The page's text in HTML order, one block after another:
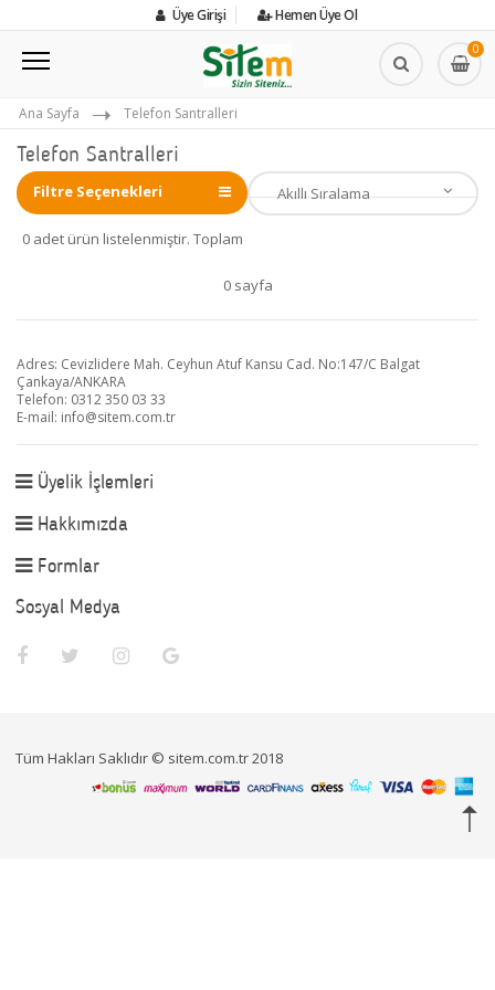
Üye Girişi Hemen Üye Ol
0
Ana Sayfa Telefon Santralleri
Telefon Santralleri
Filtre Seçenekleri
0 adet ürün listelenmiştir. Toplam
0 sayfa
Adres: Cevizlidere Mah. Ceyhun Atuf Kansu Cad. No:147/C Balgat
Çankaya/ANKARA
Telefon: 0312 350 03 33
E-mail: info@sitem.com.tr
Üyelik İşlemleri
Hakkımızda
Formlar
Sosyal Medya
Tüm Hakları Saklıdır © sitem.com.tr 2018